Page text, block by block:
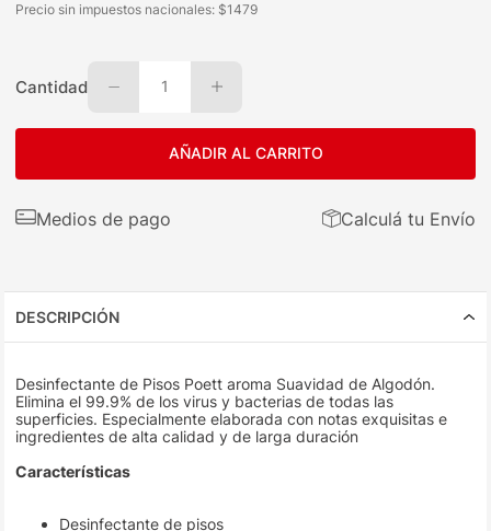
Precio sin impuestos nacionales: $1479
Cantidad 1
AÑADIR AL CARRITO
Medios de pago Calculá tu Envío
DESCRIPCIÓN
Desinfectante de Pisos Poett aroma Suavidad de Algodón.
Elimina el 99.9% de los virus y bacterias de todas las
superficies. Especialmente elaborada con notas exquisitas e
ingredientes de alta calidad y de larga duración
Características
Desinfectante de pisos